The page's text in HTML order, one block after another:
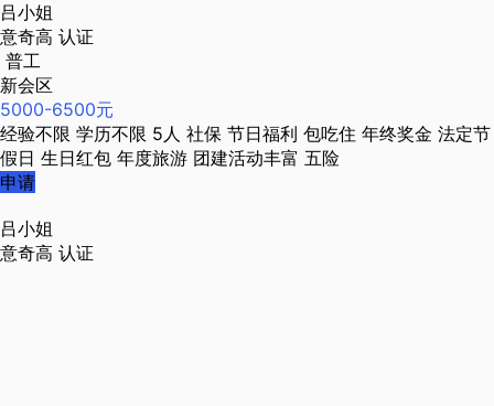
吕小姐
意奇高 认证
普工
新会区
5000-6500元
经验不限 学历不限 5人 社保 节日福利 包吃住 年终奖金 法定节
假日 生日红包 年度旅游 团建活动丰富 五险
申请
吕小姐
意奇高 认证